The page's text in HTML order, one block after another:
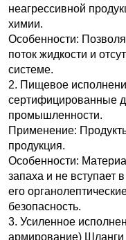
неагрессивной
химии.
Особенности:
поток жидкости и
системе.
2. Пищевое
сертифицированные
промышленности.
Применение:
продукция.
Особенности:
запаха и не вступает
его
безопасность.
3. Усиленное
армирование)